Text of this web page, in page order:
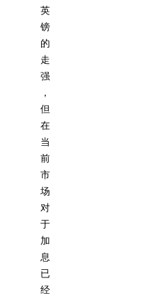
英
镑
的
走
强
，
但
在
当
前
市
场
对
于
加
息
已
经